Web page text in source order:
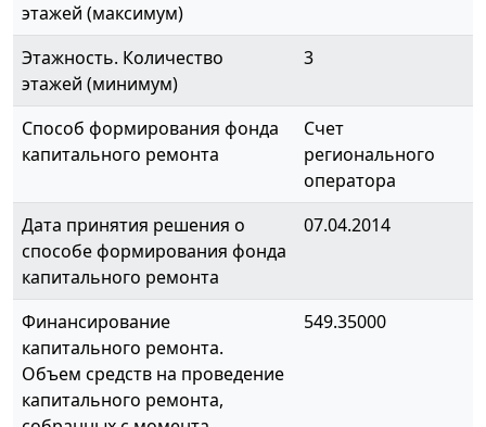
этажей (максимум)
Этажность. Количество
этажей (минимум)
3
Способ формирования фонда
капитального ремонта
Счет
регионального
оператора
Дата принятия решения о
способе формирования фонда
капитального ремонта
07.04.2014
Финансирование
капитального ремонта.
Объем средств на проведение
капитального ремонта,
549.35000